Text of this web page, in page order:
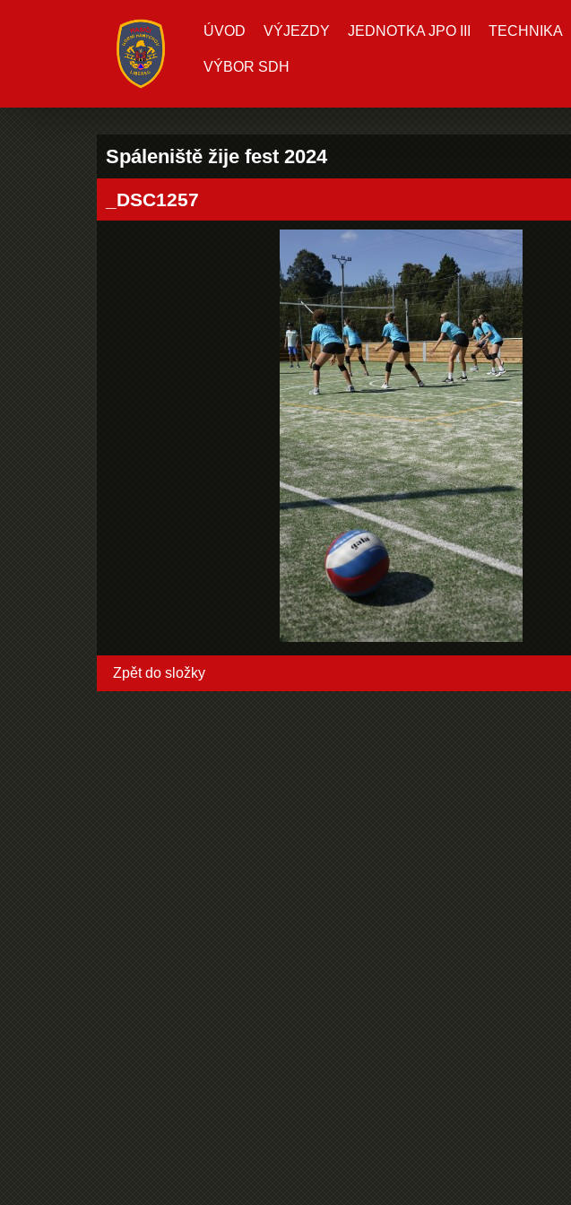
ÚVOD VÝJEZDY JEDNOTKA JPO III TECHNIKA
VÝBOR SDH
Spáleniště žije fest 2024
_DSC1257
Zpět do složky